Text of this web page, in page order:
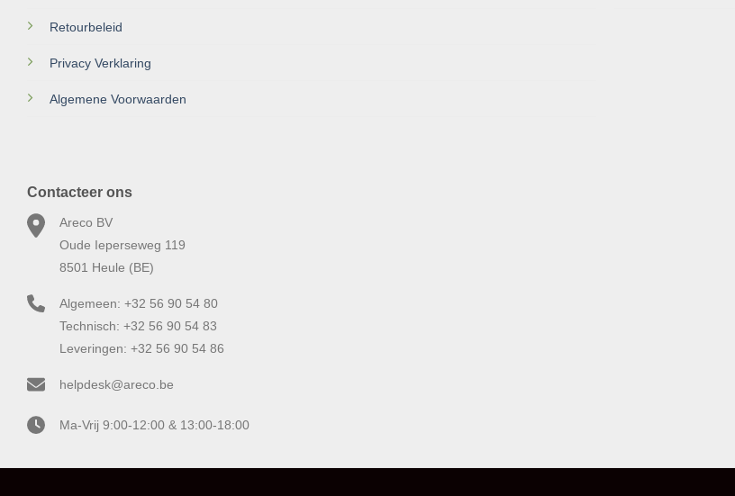
Retourbeleid
Privacy Verklaring
Algemene Voorwaarden
Contacteer ons
Areco BV
Oude Ieperseweg 119
8501 Heule (BE)
Algemeen: +32 56 90 54 80
Technisch: +32 56 90 54 83
Leveringen: +32 56 90 54 86
helpdesk@areco.be
Ma-Vrij 9:00-12:00 & 13:00-18:00